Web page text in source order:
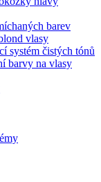
barev
vlasy
systém čistých tónů
barvy na vlasy